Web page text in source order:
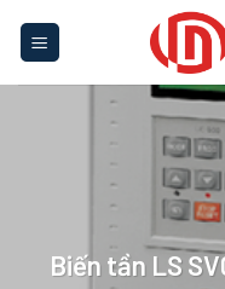
Biến tần LS